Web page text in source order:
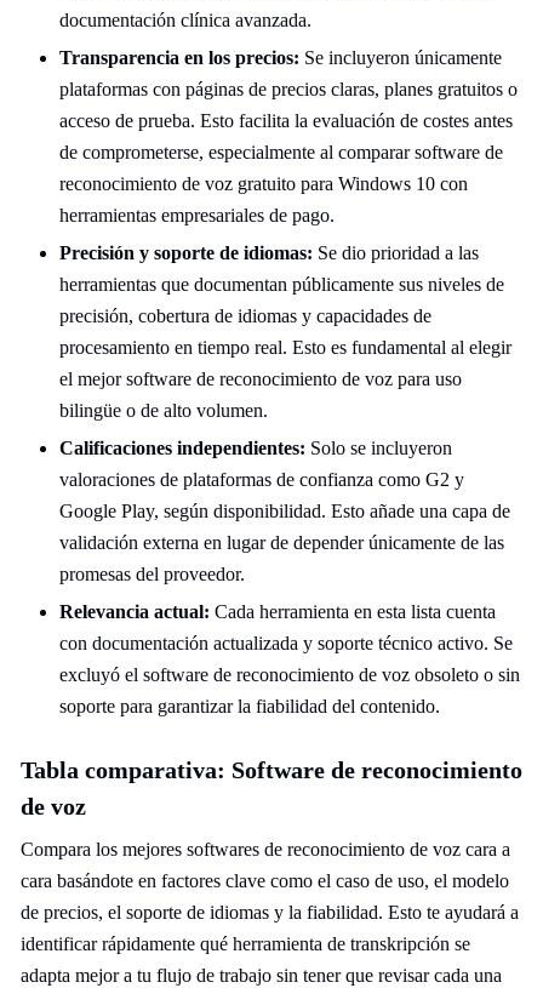
documentación clínica avanzada.
Transparencia en los precios: Se incluyeron únicamente
plataformas con páginas de precios claras, planes gratuitos o
acceso de prueba. Esto facilita la evaluación de costes antes
de comprometerse, especialmente al comparar software de
reconocimiento de voz gratuito para Windows 10 con
herramientas empresariales de pago.
Precisión y soporte de idiomas: Se dio prioridad a las
herramientas que documentan públicamente sus niveles de
precisión, cobertura de idiomas y capacidades de
procesamiento en tiempo real. Esto es fundamental al elegir
el mejor software de reconocimiento de voz para uso
bilingüe o de alto volumen.
Calificaciones independientes: Solo se incluyeron
valoraciones de plataformas de confianza como G2 y
Google Play, según disponibilidad. Esto añade una capa de
validación externa en lugar de depender únicamente de las
promesas del proveedor.
Relevancia actual: Cada herramienta en esta lista cuenta
con documentación actualizada y soporte técnico activo. Se
excluyó el software de reconocimiento de voz obsoleto o sin
soporte para garantizar la fiabilidad del contenido.
Tabla comparativa: Software de reconocimiento
de voz
Compara los mejores softwares de reconocimiento de voz cara a
cara basándote en factores clave como el caso de uso, el modelo
de precios, el soporte de idiomas y la fiabilidad. Esto te ayudará a
identificar rápidamente qué herramienta de transkripción se
adapta mejor a tu flujo de trabajo sin tener que revisar cada una